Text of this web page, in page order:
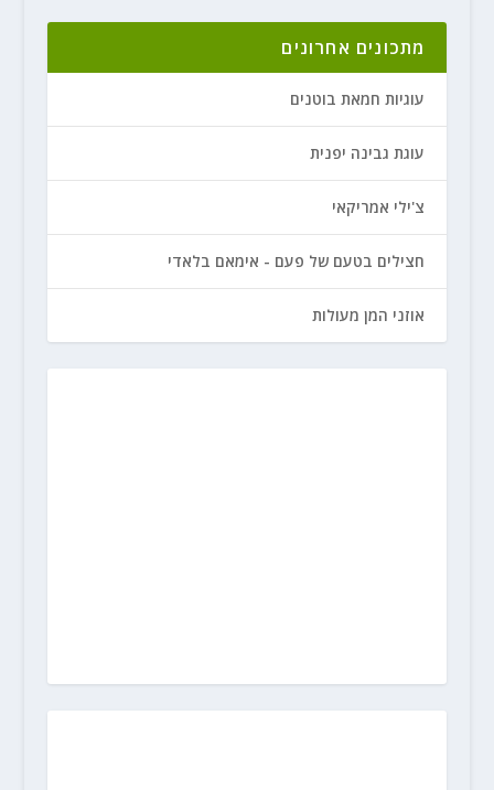
מתכונים אחרונים
עוגיות חמאת בוטנים
עוגת גבינה יפנית
צ'ילי אמריקאי
חצילים בטעם של פעם - אימאם בלאדי
אוזני המן מעולות